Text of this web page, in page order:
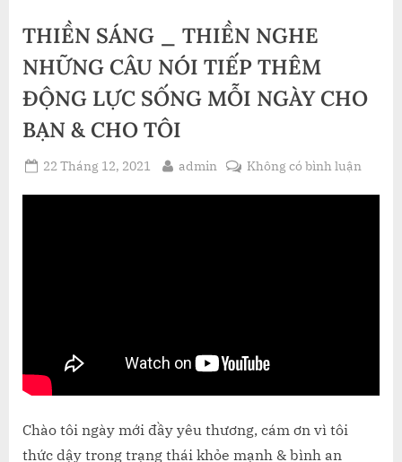
THIỀN SÁNG _ THIỀN NGHE
NHỮNG CÂU NÓI TIẾP THÊM
ĐỘNG LỰC SỐNG MỖI NGÀY CHO
BẠN & CHO TÔI
Posted
22 Tháng 12, 2021 By
admin Không có bình luậnở
Chào tôi ngày mới đầy yêu thương, cám ơn vì tôi
thức dậy trong trạng thái khỏe mạnh & bình an